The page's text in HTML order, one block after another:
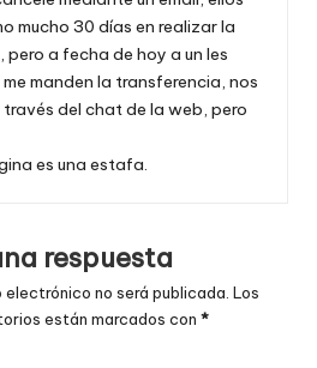
mucho 30 días en realizar la
a fecha de hoy a un les
manden la transferencia, nos
del chat de la web, pero
es una estafa.
respuesta
no será publicada. Los
están marcados con *